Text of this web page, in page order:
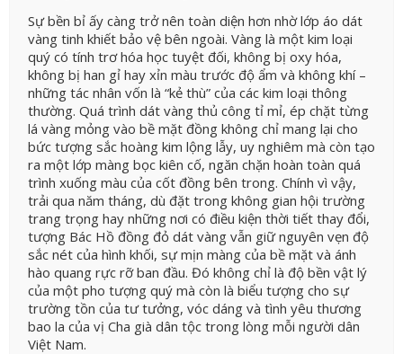
Sự bền bỉ ấy càng trở nên toàn diện hơn nhờ lớp áo dát
vàng tinh khiết bảo vệ bên ngoài. Vàng là một kim loại
quý có tính trơ hóa học tuyệt đối, không bị oxy hóa,
không bị han gỉ hay xỉn màu trước độ ẩm và không khí –
những tác nhân vốn là “kẻ thù” của các kim loại thông
thường. Quá trình dát vàng thủ công tỉ mỉ, ép chặt từng
lá vàng mỏng vào bề mặt đồng không chỉ mang lại cho
bức tượng sắc hoàng kim lộng lẫy, uy nghiêm mà còn tạo
ra một lớp màng bọc kiên cố, ngăn chặn hoàn toàn quá
trình xuống màu của cốt đồng bên trong. Chính vì vậy,
trải qua năm tháng, dù đặt trong không gian hội trường
trang trọng hay những nơi có điều kiện thời tiết thay đổi,
tượng Bác Hồ đồng đỏ dát vàng vẫn giữ nguyên vẹn độ
sắc nét của hình khối, sự mịn màng của bề mặt và ánh
hào quang rực rỡ ban đầu. Đó không chỉ là độ bền vật lý
của một pho tượng quý mà còn là biểu tượng cho sự
trường tồn của tư tưởng, vóc dáng và tình yêu thương
bao la của vị Cha già dân tộc trong lòng mỗi người dân
Việt Nam.